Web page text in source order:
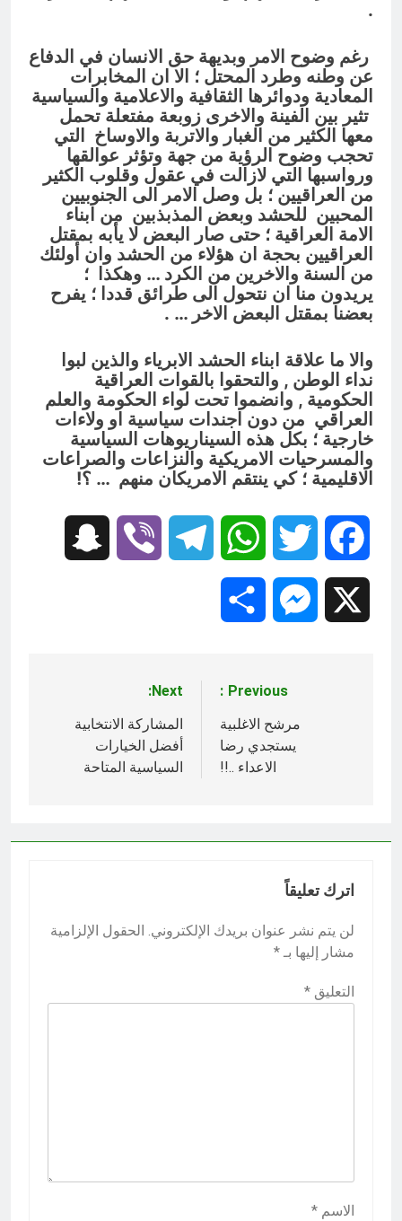
.
رغم وضوح الامر وبديهة حق الانسان في الدفاع
عن وطنه وطرد المحتل ؛ الا ان المخابرات
المعادية ودوائرها الثقافية والاعلامية والسياسية
تثير بين الفينة والاخرى زوبعة مفتعلة تحمل
معها الكثير من الغبار والاتربة والاوساخ التي
تحجب وضوح الرؤية من جهة وتؤثر عوالقها
ورواسبها التي لازالت في عقول وقلوب الكثير
من العراقيين ؛ بل وصل الامر الى الجنوبيين
المحبين للحشد وبعض المذبذبين من ابناء
الامة العراقية ؛ حتى صار البعض لا يأبه بمقتل
العراقيين بحجة ان هؤلاء من الحشد وان أولئك
من السنة والاخرين من الكرد … وهكذا ؛
يريدون منا ان نتحول الى طرائق قددا ؛ يفرح
بعضنا بمقتل البعض الاخر … .
والا ما علاقة ابناء الحشد الابرياء والذين لبوا
نداء الوطن , والتحقوا بالقوات العراقية
الحكومية , وانضموا تحت لواء الحكومة والعلم
العراقي من دون اجندات سياسية او ولاءات
خارجية ؛ بكل هذه السيناريوهات السياسية
والمسرحيات الامريكية والنزاعات والصراعات
الاقليمية ؛ كي ينتقم الامريكان منهم … ؟!
Facebook
Twitter
WhatsApp
Telegram
Viber
Messenger
المقالات
Previous:
مرشح الاغلبية
يستجدي رضا
الاعداء ..!!
Next:
المشاركة الانتخابية
أفضل الخيارات
السياسية المتاحة
اترك تعليقاً
لن يتم نشر عنوان بريدك الإلكتروني. الحقول الإلزامية
مشار إليها بـ *
التعليق *
الاسم *